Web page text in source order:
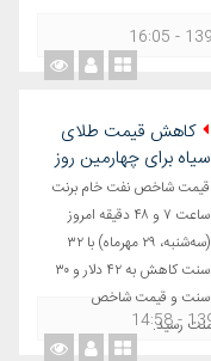
کاهش قیمت طلای
سیاه برای چهارمین روز
قیمت شاخص نفت خام برنت
ساعت ۷ و ۴۸ دقیقه امروز
(سه‌شنبه، ۲۹ مهرماه) با ۳۲
سنت کاهش به ۴۲ دلار و ۳۰
سنت و قیمت شاخص